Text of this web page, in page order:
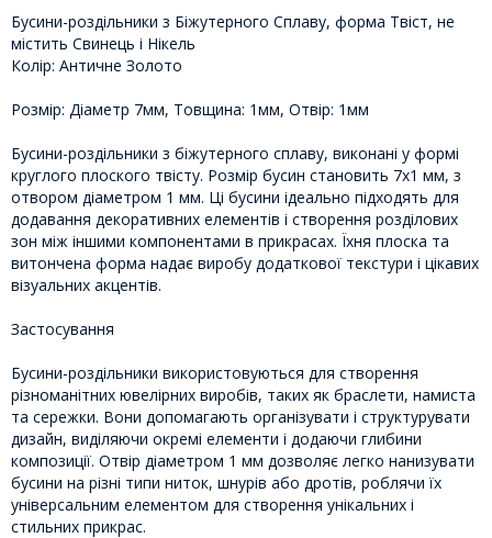
Бусини-роздільники з Біжутерного Сплаву, форма Твіст, не
містить Свинець і Нікель
Колір: Античне Золото
Розмір: Діаметр 7мм, Товщина: 1мм, Отвір: 1мм
Бусини-роздільники з біжутерного сплаву, виконані у формі
круглого плоского твісту. Розмір бусин становить 7х1 мм, з
отвором діаметром 1 мм. Ці бусини ідеально підходять для
додавання декоративних елементів і створення розділових
зон між іншими компонентами в прикрасах. Їхня плоска та
витончена форма надає виробу додаткової текстури і цікавих
візуальних акцентів.
Застосування
Бусини-роздільники використовуються для створення
різноманітних ювелірних виробів, таких як браслети, намиста
та сережки. Вони допомагають організувати і структурувати
дизайн, виділяючи окремі елементи і додаючи глибини
композиції. Отвір діаметром 1 мм дозволяє легко нанизувати
бусини на різні типи ниток, шнурів або дротів, роблячи їх
універсальним елементом для створення унікальних і
стильних прикрас.